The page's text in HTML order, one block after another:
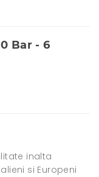
Bar - 6
inalta
si Europeni